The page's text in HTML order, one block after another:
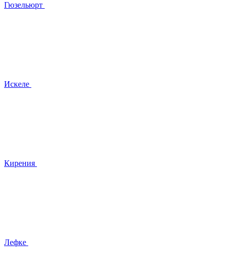
Гюзельюрт
Искеле
Кирения
Лефке